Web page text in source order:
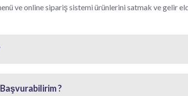
ve online sipariş sistemi ürünlerini satmak ve gelir
?